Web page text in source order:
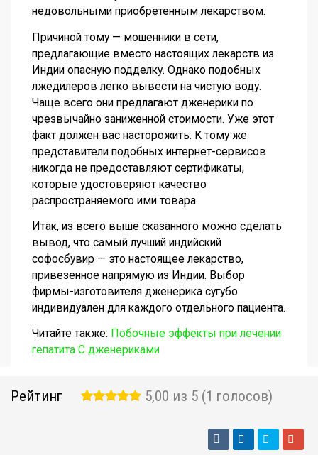
недовольными приобретенным лекарством.
Причиной тому — мошенники в сети,
предлагающие вместо настоящих лекарств из
Индии опасную подделку. Однако подобных
лжедилеров легко вывести на чистую воду.
Чаще всего они предлагают дженерики по
чрезвычайно заниженной стоимости. Уже этот
факт должен вас насторожить. К тому же
представители подобных интернет-сервисов
никогда не предоставляют сертификаты,
которые удостоверяют качество
распространяемого ими товара.
Итак, из всего выше сказанного можно сделать
вывод, что самый лучший индийский
софосбувир — это настоящее лекарство,
привезенное напрямую из Индии. Выбор
фирмы-изготовителя дженерика сугубо
индивидуален для каждого отдельного пациента.
Читайте также: Побочные эффекты при лечении
гепатита С дженериками
Рейтинг 5,00 из 5 (1 голосов)